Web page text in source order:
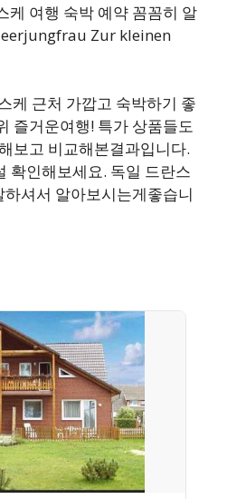
케 여행 숙박 예약 꼼꼼히 알
Zur kleinen
케 근처 가깝고 숙박하기 좋
즐거운여행! 특가 상품들도
보고 비교해본결과입니다.
확인해보세요. 독일 드란스
셔서 알아보시는게좋습니